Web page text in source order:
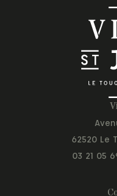
62520 Le
03 21 05